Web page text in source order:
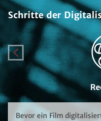
Schritte der
Bevor ein Film
Zurück